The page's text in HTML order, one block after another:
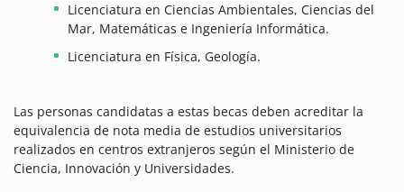
Licenciatura en Ciencias Ambientales, Ciencias del
Mar, Matemáticas e Ingeniería Informática.
Licenciatura en Física, Geología.
Las personas candidatas a estas becas deben acreditar la
equivalencia de nota media de estudios universitarios
realizados en centros extranjeros según el Ministerio de
Ciencia, Innovación y Universidades.